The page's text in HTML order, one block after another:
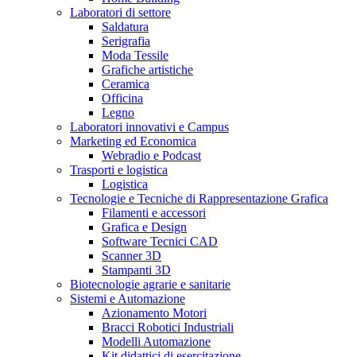
Laboratori di settore
Saldatura
Serigrafia
Moda Tessile
Grafiche artistiche
Ceramica
Officina
Legno
Laboratori innovativi e Campus
Marketing ed Economica
Webradio e Podcast
Trasporti e logistica
Logistica
Tecnologie e Tecniche di Rappresentazione Grafica
Filamenti e accessori
Grafica e Design
Software Tecnici CAD
Scanner 3D
Stampanti 3D
Biotecnologie agrarie e sanitarie
Sistemi e Automazione
Azionamento Motori
Bracci Robotici Industriali
Modelli Automazione